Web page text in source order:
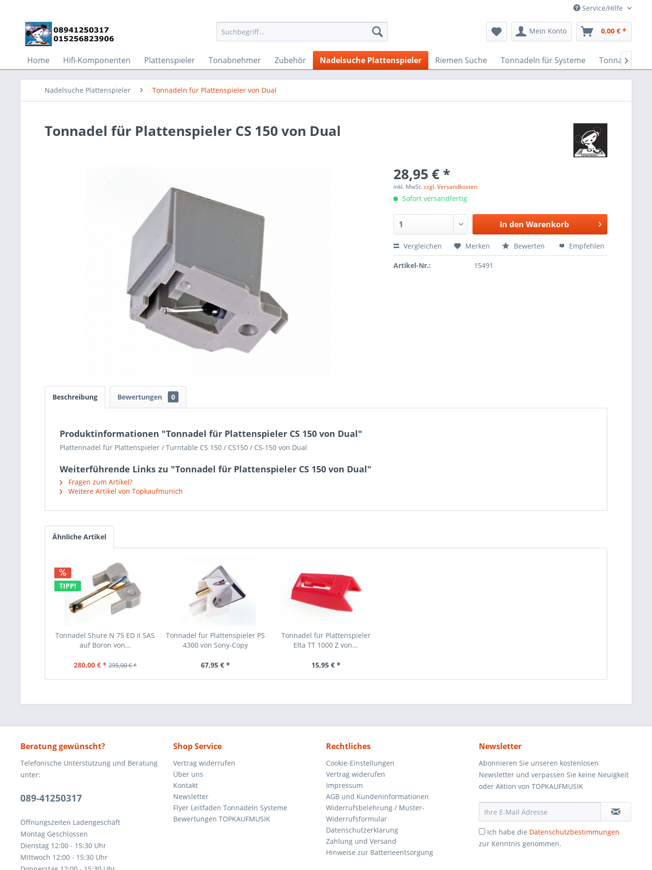
Service/Hilfe
Mein Konto 0,00 € *
Home Hifi-Komponenten Plattenspieler Tonabnehmer Zubehör Nadelsuche Plattenspieler Riemen Suche Tonnadeln für Systeme Tonnadeln

Nadelsuche Plattenspieler Tonnadeln für Plattenspieler von Dual
Tonnadel für Plattenspieler CS 150 von Dual
28,95 € *
inkl. MwSt.zzgl. Versandkosten
Sofort versandfertig
In den Warenkorb
Vergleichen Merken Bewerten Empfehlen
Artikel-Nr.: 15491
Beschreibung Bewertungen 0
Produktinformationen "Tonnadel für Plattenspieler CS 150 von Dual"
Plattennadel für Plattenspieler / Turntable CS 150 / CS150 / CS-150 von Dual
Weiterführende Links zu "Tonnadel für Plattenspieler CS 150 von Dual"
Fragen zum Artikel?
Weitere Artikel von Topkaufmunich
Ähnliche Artikel
TIPP!
Tonnadel Shure N 75 ED II SAS
auf Boron von...
280,00 € * 295,00 € *
Tonnadel für Plattenspieler PS
4300 von Sony-Copy
67,95 € *
Tonnadel für Plattenspieler
Elta TT 1000 Z von...
15,95 € *
Beratung gewünscht?
Telefonische Unterstützung und Beratung
unter:
089-41250317
Öffnungszeiten Ladengeschäft
Montag Geschlossen
Dienstag 12:00 - 15:30 Uhr
Mittwoch 12:00 - 15:30 Uhr
Shop Service
Vertrag widerrufen
Über uns
Kontakt
Newsletter
Flyer Leitfaden Tonnadeln Systeme
Bewertungen TOPKAUFMUSIK
Rechtliches
Cookie-Einstellungen
Vertrag widerufen
Impressum
AGB und Kundeninformationen
Widerrufsbelehrung / Muster-
Widerrufsformular
Datenschutzerklärung
Zahlung und Versand
Hinweise zur Batterieentsorgung
Newsletter
Abonnieren Sie unseren kostenlosen
Newsletter und verpassen Sie keine Neuigkeit
oder Aktion von TOPKAUFMUSIK
Ich habe die Datenschutzbestimmungen
zur Kenntnis genommen.